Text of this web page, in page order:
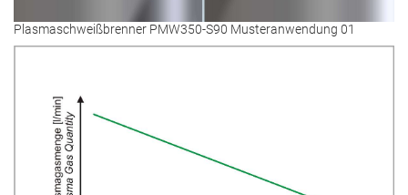
Plasmaschweißbrenner PMW350-S90 Musteranwendung 01